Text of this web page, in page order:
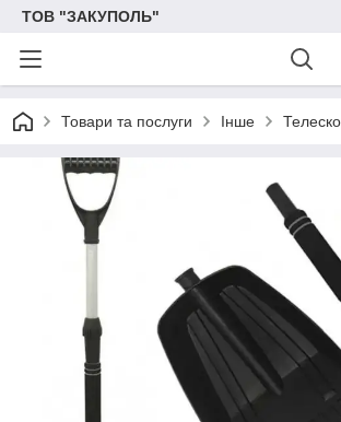
ТОВ "ЗАКУПОЛЬ"
Товари та послуги Інше